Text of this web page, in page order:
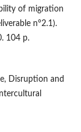
of migration
n°2.1).
104 p.
Disruption and